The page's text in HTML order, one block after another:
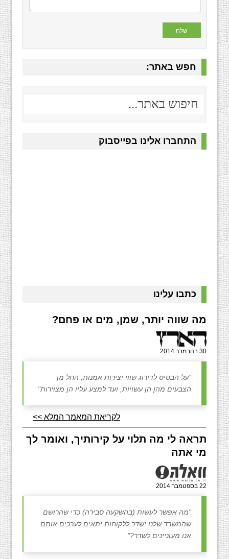
חפש באתר:
התחברו אלינו בפייסבוק
כתבו עלינו
מה שווה יותר, שמן, מים או פחם?
30 בנובמבר 2014
"על הבסיס לדירוג שווי יצירות אמנות, החל מן
הצבעים מהן הן עשויות, ועד למצע עליו הן מצוירות"
לקריאת המאמר המלא >>
תראה לי מה תלוי על קירותיך, ואומר לך
מי אתה
22 בספטמבר 2014
"מה אפשר לעשות (בהשקעה סבירה) כדי שהרושם
שהמשרד שלנו ישדר ללקוחות יתאים לערכים אותם
אנו מעוניינים לשדר?"